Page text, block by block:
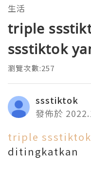
生活
triple
ssstiktok
瀏覽次數:257
ssstiktok
發佈於
triple ssstiktok
ditingkatkan